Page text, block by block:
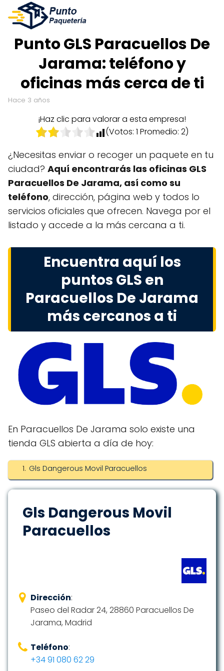
Punto GLS Paracuellos De
Jarama: teléfono y
oficinas más cerca de ti
hace 3 años
¡Haz clic para valorar a esta empresa!
(Votos: 1 Promedio: 2)
¿Necesitas enviar o recoger un paquete en tu
ciudad? Aquí encontrarás las oficinas GLS
Paracuellos De Jarama, así como su
teléfono, dirección, página web y todos lo
servicios oficiales que ofrecen. Navega por el
listado y accede a la más cercana a ti.
Encuentra aquí los
puntos GLS en
Paracuellos De Jarama
más cercanos a ti
En Paracuellos De Jarama solo existe una
tienda GLS abierta a día de hoy:
Gls Dangerous Movil Paracuellos
Gls Dangerous Movil
Paracuellos
Dirección:
Paseo del Radar 24, 28860 Paracuellos De
Jarama, Madrid
Teléfono:
+34 91 080 62 29